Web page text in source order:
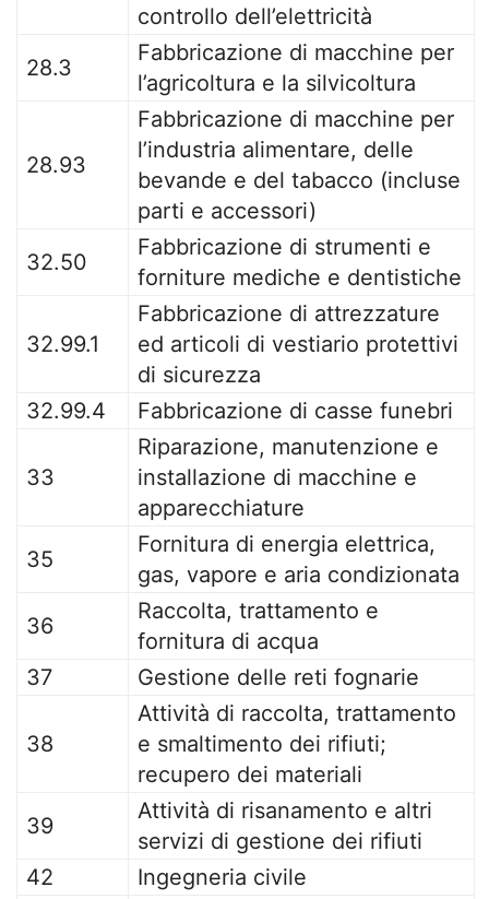
controllo dell’elettricità
28.3
Fabbricazione di macchine per
l’agricoltura e la silvicoltura
28.93
Fabbricazione di macchine per
l’industria alimentare, delle
bevande e del tabacco (incluse
parti e accessori)
32.50
Fabbricazione di strumenti e
forniture mediche e dentistiche
32.99.1
Fabbricazione di attrezzature
ed articoli di vestiario protettivi
di sicurezza
32.99.4
Fabbricazione di casse funebri
33
Riparazione, manutenzione e
installazione di macchine e
apparecchiature
35
Fornitura di energia elettrica,
gas, vapore e aria condizionata
36
Raccolta, trattamento e
fornitura di acqua
37
Gestione delle reti fognarie
38
Attività di raccolta, trattamento
e smaltimento dei rifiuti;
recupero dei materiali
39
Attività di risanamento e altri
servizi di gestione dei rifiuti
42
Ingegneria civile